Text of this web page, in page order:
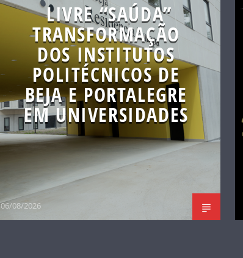
LIVRE “SAÚDA”
TRANSFORMAÇÃO
DOS INSTITUTOS
POLITÉCNICOS DE
BEJA E PORTALEGRE
EM UNIVERSIDADES
06/08/2026